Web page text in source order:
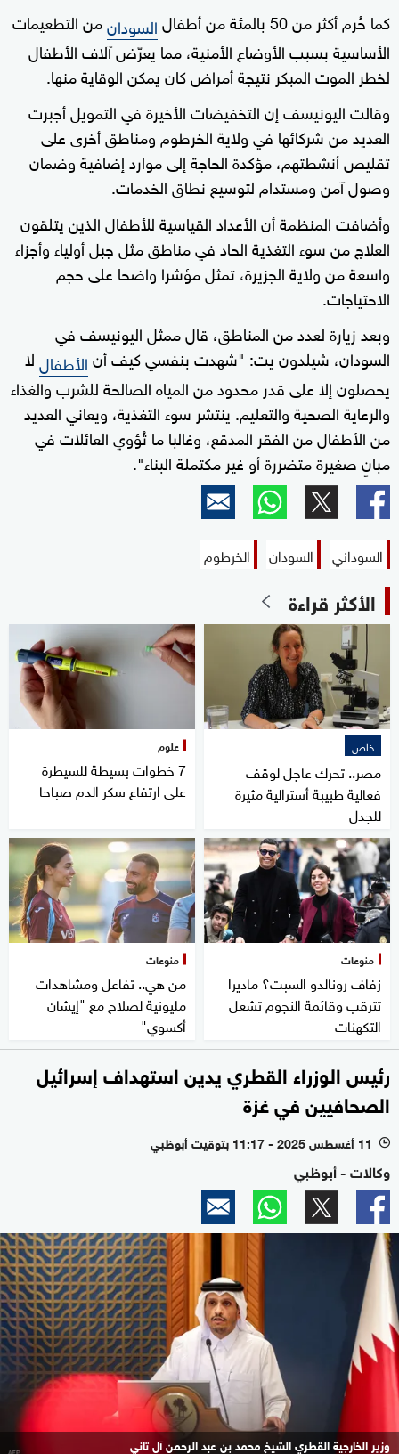
كما حُرم أكثر من 50 بالمئة من أطفال
السودانمن التطعيمات
الأساسية بسبب الأوضاع الأمنية، مما يعرّض آلاف الأطفال
لخطر الموت المبكر نتيجة أمراض كان يمكن الوقاية منها.
وقالت اليونيسف إن التخفيضات الأخيرة في التمويل أجبرت
العديد من شركائها في ولاية الخرطوم ومناطق أخرى على
تقليص أنشطتهم، مؤكدة الحاجة إلى موارد إضافية وضمان
وصول آمن ومستدام لتوسيع نطاق الخدمات.
وأضافت المنظمة أن الأعداد القياسية للأطفال الذين يتلقون
العلاج من سوء التغذية الحاد في مناطق مثل جبل أولياء وأجزاء
واسعة من ولاية الجزيرة، تمثل مؤشرا واضحا على حجم
الاحتياجات.
وبعد زيارة لعدد من المناطق، قال ممثل اليونيسف في
السودان، شيلدون يت: "شهدت بنفسي كيف أنالأطفاللا
يحصلون إلا على قدر محدود من المياه الصالحة للشرب والغذاء
والرعاية الصحية والتعليم. ينتشر سوء التغذية، ويعاني العديد
من الأطفال من الفقر المدقع، وغالبا ما تُؤوي العائلات في
مبانٍ صغيرة متضررة أو غير مكتملة البناء".
السوداني السودان الخرطوم
الأكثر قراءة
خاص
مصر.. تحرك عاجل لوقف
فعالية طبيبة أسترالية مثيرة
للجدل
علوم
7 خطوات بسيطة للسيطرة
على ارتفاع سكر الدم صباحا
منوعات
زفاف رونالدو السبت؟ ماديرا
تترقب وقائمة النجوم تشعل
التكهنات
منوعات
من هي.. تفاعل ومشاهدات
مليونية لصلاح مع "إيشان
أكسوي"
رئيس الوزراء القطري يدين استهداف إسرائيل
الصحافيين في غزة
l 11 أغسطس 2025 - 11:17 بتوقيت أبوظبي
وكالات - أبوظبي
وزير الخارجية القطري الشيخ محمد بن عبد الرحمن آل ثاني